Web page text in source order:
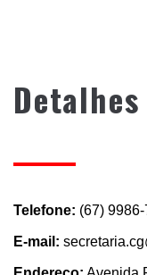
Telefone: (67)
E-mail: